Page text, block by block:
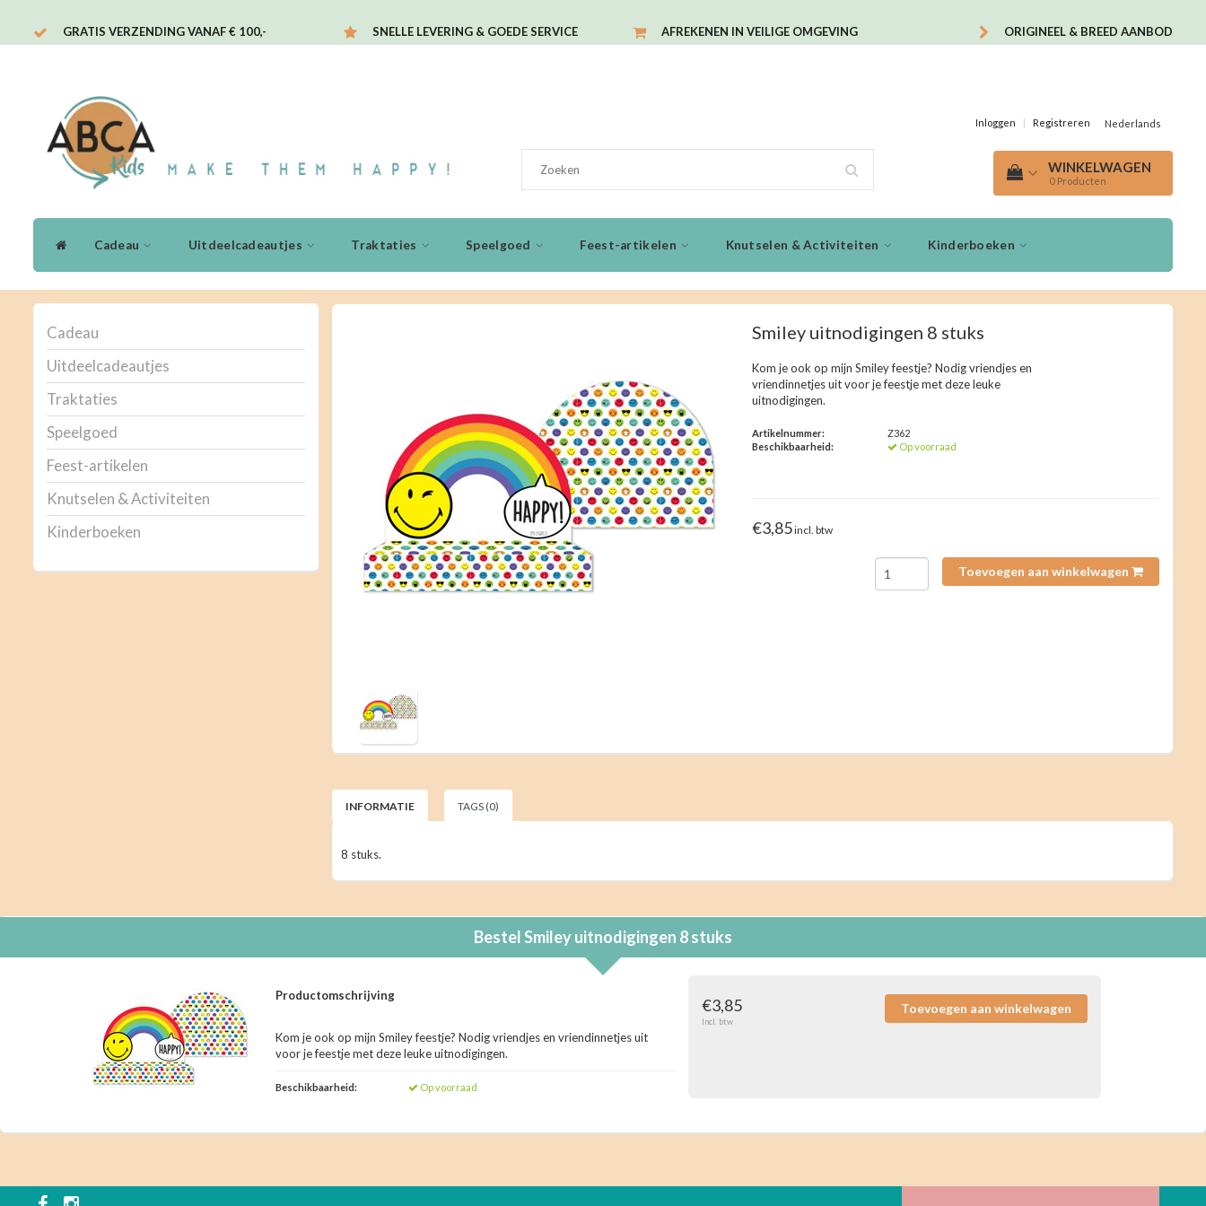
GRATIS VERZENDING VANAF € 100,- SNELLE LEVERING & GOEDE SERVICE AFREKENEN IN VEILIGE OMGEVING ORIGINEEL & BREED AANBOD
Inloggen | Registreren Nederlands
WINKELWAGEN
0 Producten
Cadeau Uitdeelcadeautjes Traktaties Speelgoed Feest-artikelen Knutselen & Activiteiten Kinderboeken
Cadeau
Uitdeelcadeautjes
Traktaties
Speelgoed
Feest-artikelen
Knutselen & Activiteiten
Kinderboeken
Smiley uitnodigingen 8 stuks
Kom je ook op mijn Smiley feestje? Nodig vriendjes en
vriendinnetjes uit voor je feestje met deze leuke
uitnodigingen.
Artikelnummer:
Z362
Beschikbaarheid:
Op voorraad
€3,85incl. btw
Toevoegen aan winkelwagen
INFORMATIE TAGS (0)
8 stuks.
BestelSmiley uitnodigingen 8 stuks
Productomschrijving
Kom je ook op mijn Smiley feestje? Nodig vriendjes en vriendinnetjes uit
voor je feestje met deze leuke uitnodigingen.
Beschikbaarheid: Op voorraad
€3,85
Incl. btw